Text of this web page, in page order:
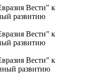
Вести" к
развитию
Вести" к
развитию
Вести" к
развитию